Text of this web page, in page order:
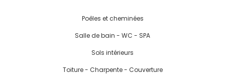
Poêles et cheminées
Salle de bain - WC - SPA
Sols intérieurs
Toiture - Charpente - Couverture